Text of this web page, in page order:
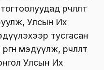
өөрчлөлт
Улсын Их
тусгасан
мэдүүлж, өөрчлөлт
Улсын Их